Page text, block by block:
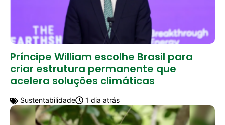
Príncipe William escolhe Brasil para
criar estrutura permanente que
acelera soluções climáticas
Sustentabilidade 1 dia atrás